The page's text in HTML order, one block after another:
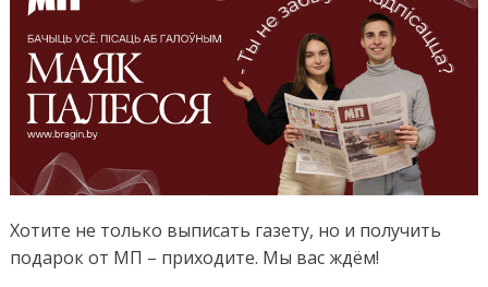
Хотите не только выписать газету, но и получить
подарок от МП – приходите. Мы вас ждём!